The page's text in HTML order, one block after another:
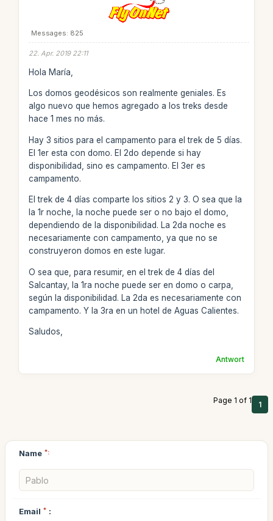
Messages: 825
22. Apr. 2019 22:11
Hola María,
Los domos geodésicos son realmente geniales. Es
algo nuevo que hemos agregado a los treks desde
hace 1 mes no más.
Hay 3 sitios para el campamento para el trek de 5 días.
El 1er esta con domo. El 2do depende si hay
disponibilidad, sino es campamento. El 3er es
campamento.
El trek de 4 días comparte los sitios 2 y 3. O sea que la
la 1r noche, la noche puede ser o no bajo el domo,
dependiendo de la disponibilidad. La 2da noche es
necesariamente con campamento, ya que no se
construyeron domos en este lugar.
O sea que, para resumir, en el trek de 4 días del
Salcantay, la 1ra noche puede ser en domo o carpa,
según la disponibilidad. La 2da es necesariamente con
campamento. Y la 3ra en un hotel de Aguas Calientes.
Saludos,
Antwort
Page 1 of 1 1
Name *:
Email * :